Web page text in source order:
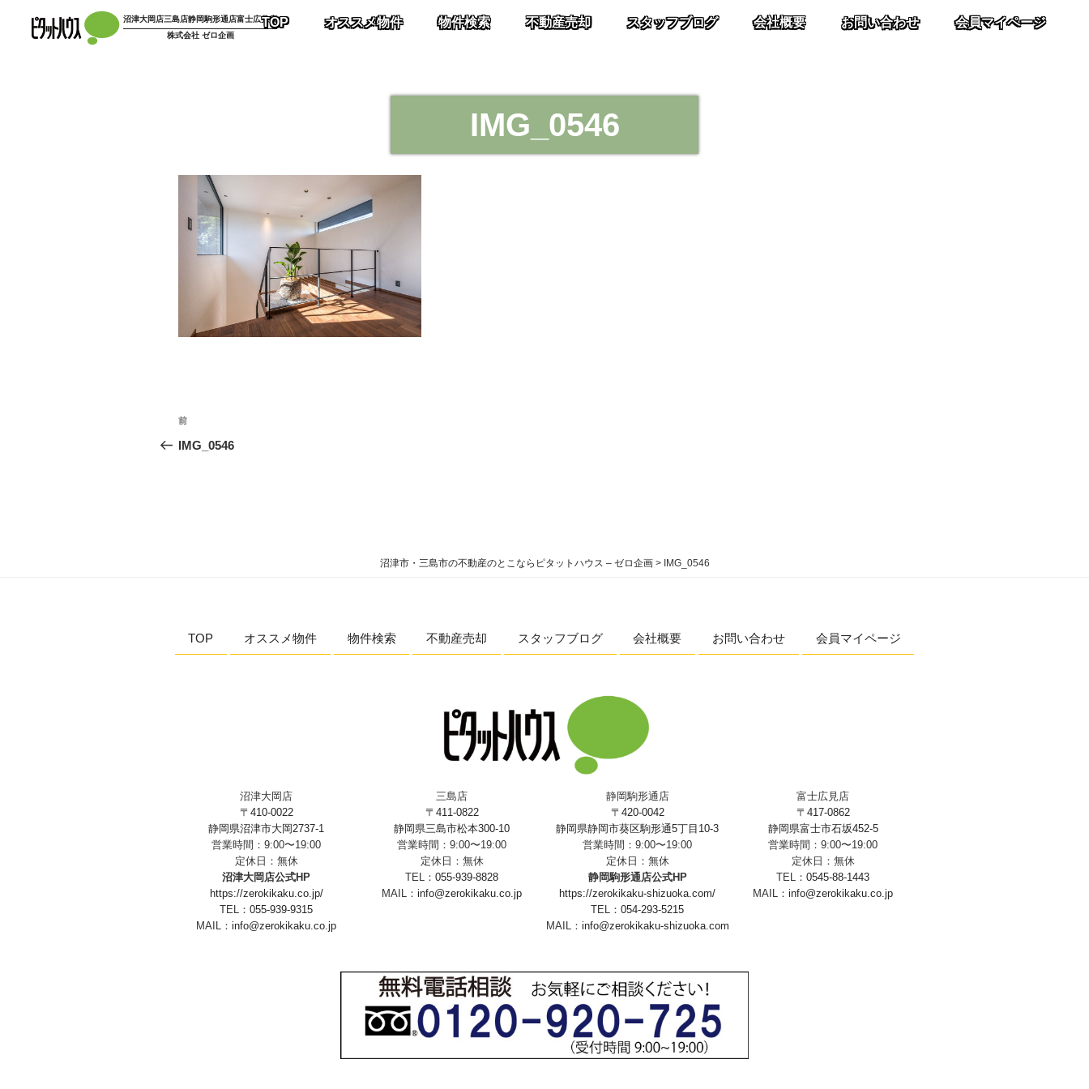
沼津大岡店三島店静岡駒形通店富士広見店
株式会社 ゼロ企画
TOP オススメ物件 物件検索 不動産売却 スタッフブログ 会社概要 お問い合わせ 会員マイページ
IMG_0546
投
稿
ン
過
去
前
IMG_0546
沼津市・三島市の不動産のとこならピタットハウス – ゼロ企画> IMG_0546
TOP オススメ物件 物件検索 不動産売却 スタッフブログ 会社概要 お問い合わせ 会員マイページ
沼津大岡店
〒410-0022
静岡県沼津市大岡2737-1
営業時間：9:00〜19:00
定休日：無休
沼津大岡店公式HP
https://zerokikaku.co.jp/
TEL： 055-939-9315
MAIL： info@zerokikaku.co.jp
三島店
〒411-0822
静岡県三島市松本300-10
営業時間：9:00〜19:00
定休日：無休
TEL： 055-939-8828
MAIL： info@zerokikaku.co.jp
静岡駒形通店
〒420-0042
静岡県静岡市葵区駒形通5丁目10-3
営業時間：9:00〜19:00
定休日：無休
静岡駒形通店公式HP
https://zerokikaku-shizuoka.com/
TEL： 054-293-5215
MAIL： info@zerokikaku-shizuoka.com
富士広見店
〒417-0862
静岡県富士市石坂452-5
営業時間：9:00〜19:00
定休日：無休
TEL： 0545-88-1443
MAIL： info@zerokikaku.co.jp